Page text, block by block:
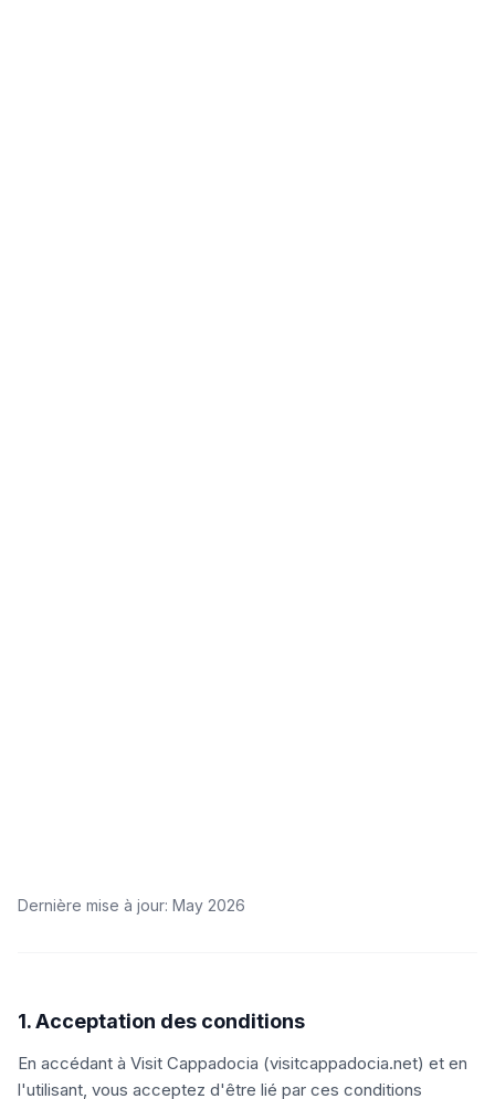
Dernière mise à jour: May 2026
1. Acceptation des conditions
En accédant à Visit Cappadocia (visitcappadocia.net) et en
l'utilisant, vous acceptez d'être lié par ces conditions